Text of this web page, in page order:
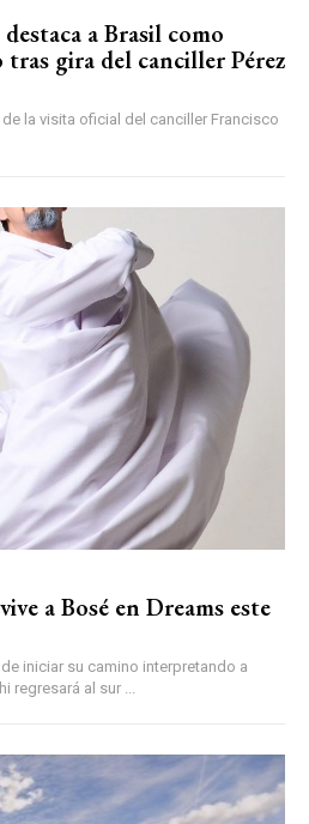
a Brasil como
gira del canciller Pérez
la visita oficial del canciller Francisco
a Bosé en Dreams este
iniciar su camino interpretando a
regresará al sur ...